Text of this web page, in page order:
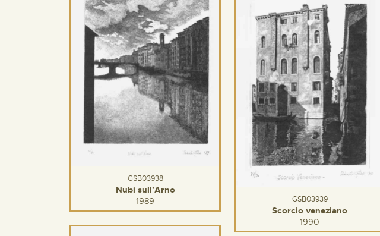
GSB03938
Nubi sull'Arno
1989
GSB03939
Scorcio veneziano
1990